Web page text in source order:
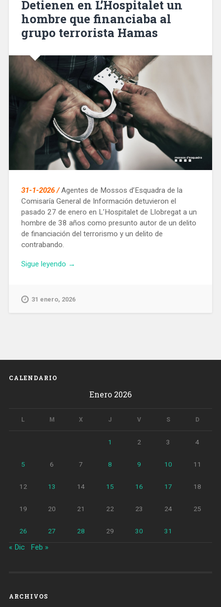
nuevo
equipamiento
deportivo»
Detienen en L’Hospitalet un
hombre que financiaba al
grupo terrorista Hamas
31-1-2026 / Agentes de Mossos d’Esquadra de la
Comisaría General de Información detuvieron el
pasado 27 de enero en L’Hospitalet de Llobregat a un
hombre de 38 años como presunto autor de un delito
de financiación del terrorismo y un delito de
contrabando.
Sigue leyendo «Detienen
un
terrorista
→
31 enero, 2026
CALENDARIO
Enero 2026
L M X J V S D
1 2 3 4
5 6 7 8 9 10 11
12 13 14 15 16 17 18
19 20 21 22 23 24 25
26 27 28 29 30 31
« Dic Feb »
ARCHIVOS